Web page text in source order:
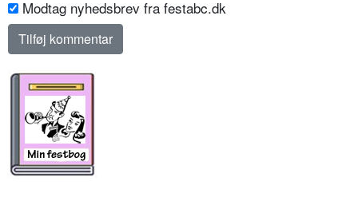
Modtag nyhedsbrev fra festabc.dk